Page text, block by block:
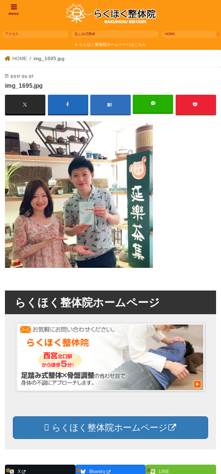
menu
アクセス 足ふみ式整体 HOME
らくほく整体院ホームページはこちら
HOME img_1695.jpg
2017.06.07
img_1695.jpg
らくほく整体院ホームページ
らくほく整体院ホームページ
X Bluesky LINE